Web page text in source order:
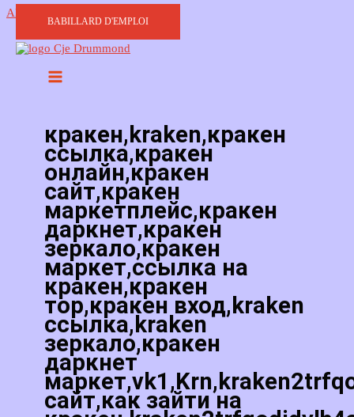
Aller au contenu
BABILLARD D'EMPLOI
кракен,kraken,кракен
ссылка,кракен
онлайн,кракен
сайт,кракен
маркетплейс,кракен
даркнет,кракен
зеркало,кракен
маркет,ссылка на
кракен,кракен
тор,кракен вход,kraken
ссылка,kraken
зеркало,кракен
даркнет
сайт,как зайти на